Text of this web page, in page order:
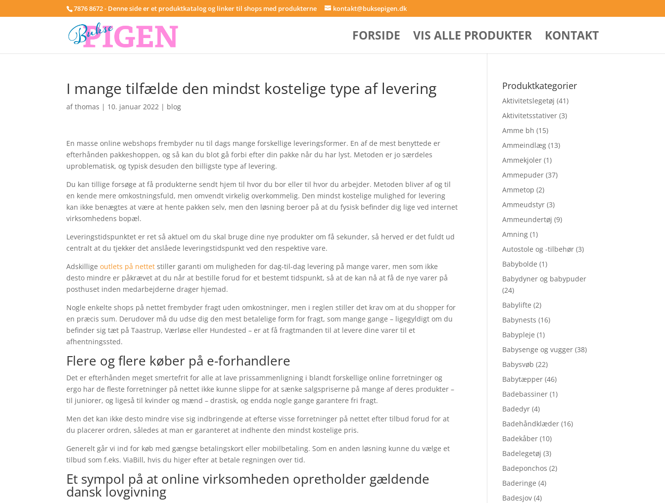
7876 8672 - Denne side er et produktkatalog og linker til shops med produkterne kontakt@buksepigen.dk
FORSIDE VIS ALLE PRODUKTER KONTAKT
I mange tilfælde den mindst kostelige type af levering
afthomas | 10. januar 2022 | blog
En masse online webshops frembyder nu til dags mange forskellige leveringsformer. En af de mest benyttede er
efterhånden pakkeshoppen, og så kan du blot gå forbi efter din pakke når du har lyst. Metoden er jo særdeles
uproblematisk, og typisk desuden den billigste type af levering.
Du kan tillige forsøge at få produkterne sendt hjem til hvor du bor eller til hvor du arbejder. Metoden bliver af og til
en kende mere omkostningsfuld, men omvendt virkelig overkommelig. Den mindst kostelige mulighed for levering
kan ikke benægtes at være at hente pakken selv, men den løsning beroer på at du fysisk befinder dig lige ved internet
virksomhedens bopæl.
Leveringstidspunktet er ret så aktuel om du skal bruge dine nye produkter om få sekunder, så herved er det fuldt ud
centralt at du tjekker det anslåede leveringstidspunkt ved den respektive vare.
Adskilligeoutlets på nettet stiller garanti om muligheden for dag-til-dag levering på mange varer, men som ikke
desto mindre er påkrævet at du når at bestille forud for et bestemt tidspunkt, så at de kan nå at få de nye varer på
posthuset inden medarbejderne drager hjemad.
Nogle enkelte shops på nettet frembyder fragt uden omkostninger, men i reglen stiller det krav om at du shopper for
en præcis sum. Derudover må du udse dig den mest betalelige form for fragt, som mange gange – ligegyldigt om du
befinder sig tæt på Taastrup, Værløse eller Hundested – er at få fragtmanden til at levere dine varer til et
afhentningssted.
Flere og flere køber på e-forhandlere
Det er efterhånden meget smertefrit for alle at lave prissammenligning i blandt forskellige online forretninger og
ergo har de fleste forretninger på nettet ikke kunne slippe for at sænke salgspriserne på mange af deres produkter –
til juniorer, og ligeså til kvinder og mænd – drastisk, og endda nogle gange garantere fri fragt.
Men det kan ikke desto mindre vise sig indbringende at efterse visse forretninger på nettet efter tilbud forud for at
du placerer ordren, således at man er garanteret at indhente den mindst kostelige pris.
Generelt går vi ind for køb med gængse betalingskort eller mobilbetaling. Som en anden løsning kunne du vælge et
tilbud som f.eks. ViaBill, hvis du higer efter at betale regningen over tid.
Et sympol på at online virksomheden opretholder gældende
dansk lovgivning
Produktkategorier
Aktivitetslegetøj (41)
Aktivitetsstativer (3)
Amme bh (15)
Ammeindlæg (13)
Ammekjoler (1)
Ammepuder (37)
Ammetop (2)
Ammeudstyr (3)
Ammeundertøj (9)
Amning (1)
Autostole og -tilbehør (3)
Babybolde (1)
Babydyner og babypuder
(24)
Babylifte (2)
Babynests (16)
Babypleje (1)
Babysenge og vugger (38)
Babysvøb (22)
Babytæpper (46)
Badebassiner (1)
Badedyr (4)
Badehåndklæder (16)
Badekåber (10)
Badelegetøj (3)
Badeponchos (2)
Baderinge (4)
Badesjov (4)